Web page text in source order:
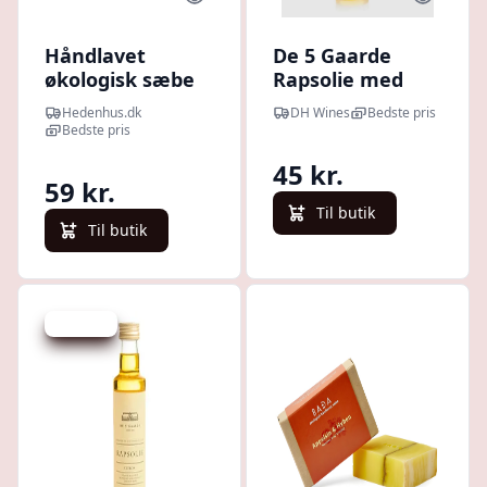
Håndlavet
økologisk sæbe
med rosmarin og
lavendel 100 g -
rapsolie -
Hedenhus -
Plejende,
Hedenhus.dk
Bedste pris
59 kr.
Til butik
De 5 Gaarde
Rapsolie med
Hvidløg
DH Wines Bedste pris
45 kr.
Til butik